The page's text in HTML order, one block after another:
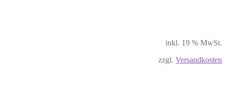
inkl. 19 % MwSt.
zzgl. Versandkosten